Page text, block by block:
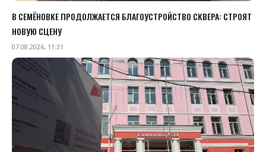
В СЕМЁНОВКЕ ПРОДОЛЖАЕТСЯ БЛАГОУСТРОЙСТВО СКВЕРА: СТРОЯТ
НОВУЮ СЦЕНУ
07.08.2026, 11:31